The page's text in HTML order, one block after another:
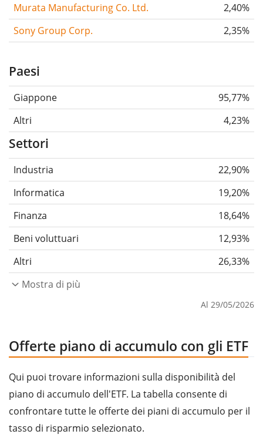
Murata Manufacturing Co. Ltd.
2,40%
Sony Group Corp.
2,35%
Paesi
Giappone
95,77%
Altri
4,23%
Settori
Industria
22,90%
Informatica
19,20%
Finanza
18,64%
Beni voluttuari
12,93%
Altri
26,33%
Mostra di più
Al 29/05/2026
Offerte piano di accumulo con gli ETF
Qui puoi trovare informazioni sulla disponibilità del
piano di accumulo dell'ETF. La tabella consente di
confrontare tutte le offerte dei piani di accumulo per il
tasso di risparmio selezionato.